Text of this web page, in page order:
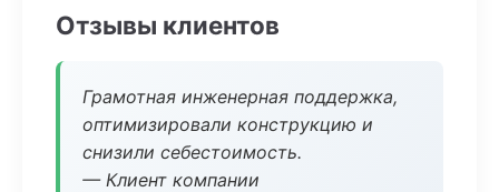
Отзывы клиентов
Грамотная инженерная поддержка,
оптимизировали конструкцию и
снизили себестоимость.
— Клиент компании